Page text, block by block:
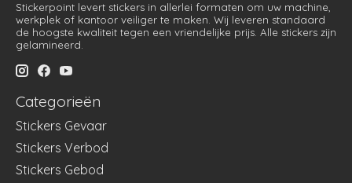
Stickerpoint levert stickers in allerlei formaten om uw machine,
werkplek of kantoor veiliger te maken. Wij leveren standaard
de hoogste kwaliteit tegen een vriendelijke prijs. Alle stickers zijn
gelamineerd.
Categorieën
Stickers Gevaar
Stickers Verbod
Stickers Gebod